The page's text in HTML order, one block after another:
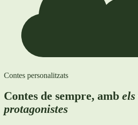
Contes personalitzats
Contes de sempre, amb els
protagonistes